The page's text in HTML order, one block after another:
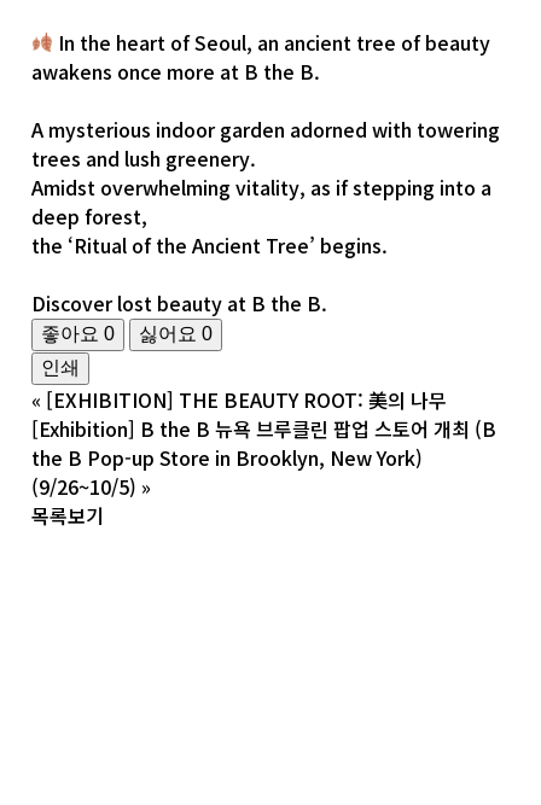
In the heart of Seoul, an ancient tree of beauty
awakens once more at B the B.
A mysterious indoor garden adorned with towering
trees and lush greenery.
Amidst overwhelming vitality, as if stepping into a
deep forest,
the ‘Ritual of the Ancient Tree’ begins.
Discover lost beauty at B the B.
좋아요 0 싫어요 0
인쇄
« [EXHIBITION] THE BEAUTY ROOT: 美의 나무
[Exhibition] B the B 뉴욕 브루클린 팝업 스토어 개최 (B
the B Pop-up Store in Brooklyn, New York)
(9/26~10/5) »
목록보기